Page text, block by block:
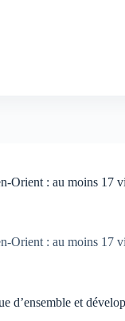
: au moins 17
: au moins 17
d’ensemble et